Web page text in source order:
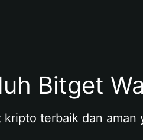
Bitget
kripto terbaik dan